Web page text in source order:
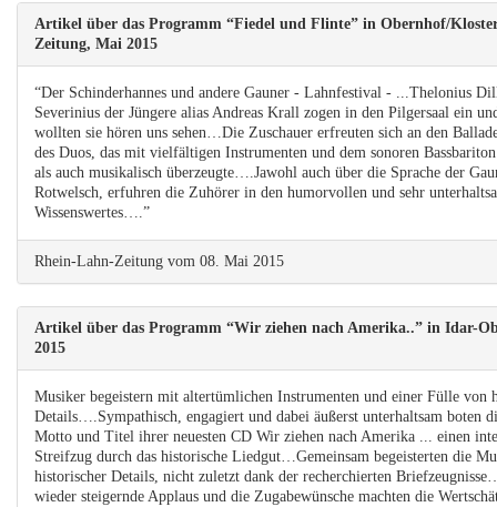
Artikel über das Programm “Fiedel und Flinte” in Obernhof/
Zeitung, Mai 2015
“Der Schinderhannes und andere Gauner - Lahnfestival - ...Thelonius
Severinius der Jüngere alias Andreas Krall zogen in den Pilgersaal ein
wollten sie hören uns sehen…Die Zuschauer erfreuten sich an den
des Duos, das mit vielfältigen Instrumenten und dem sonoren
als auch musikalisch überzeugte….Jawohl auch über die Sprache der
Rotwelsch, erfuhren die Zuhörer in den humorvollen und sehr
Wissenswertes….”
Rhein-Lahn-Zeitung vom 08. Mai 2015
Artikel über das Programm “Wir ziehen nach Amerika..” in Idar-
2015
Musiker begeistern mit altertümlichen Instrumenten und einer Fülle von
Details….Sympathisch, engagiert und dabei äußerst unterhaltsam boten
Motto und Titel ihrer neuesten CD Wir ziehen nach Amerika ... einen
Streifzug durch das historische Liedgut…Gemeinsam begeisterten die
historischer Details, nicht zuletzt dank der recherchierten
wieder steigernde Applaus und die Zugabewünsche machten die